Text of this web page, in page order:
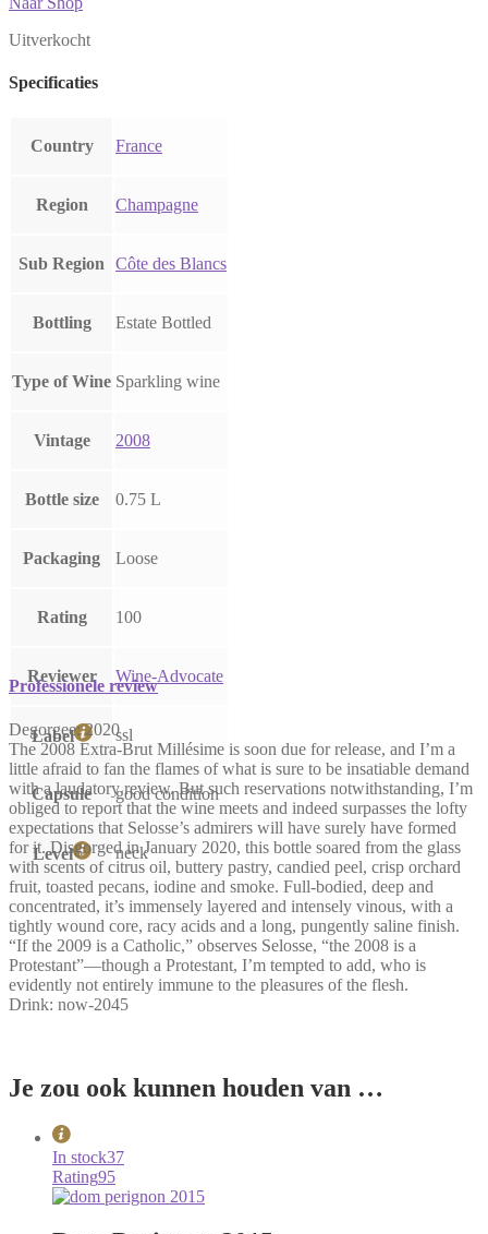
Uitverkocht
Specificaties
Country France
Region Champagne
Sub Region Côte des Blancs
Bottling Estate Bottled
Type of Wine Sparkling wine
Vintage 2008
Bottle size 0.75 L
Packaging Loose
Rating 100
Reviewer Wine-Advocate
Label ssl
Capsule good condition
Level neck
Professionele review
Degorgee: 2020
The 2008 Extra-Brut Millésime is soon due for release, and I’m a
little afraid to fan the flames of what is sure to be insatiable demand
with a laudatory review. But such reservations notwithstanding, I’m
obliged to report that the wine meets and indeed surpasses the lofty
expectations that Selosse’s admirers will have surely have formed
for it. Disgorged in January 2020, this bottle soared from the glass
with scents of citrus oil, buttery pastry, candied peel, crisp orchard
fruit, toasted pecans, iodine and smoke. Full-bodied, deep and
concentrated, it’s immensely layered and intensely vinous, with a
tightly wound core, racy acids and a long, pungently saline finish.
“If the 2009 is a Catholic,” observes Selosse, “the 2008 is a
Protestant”—though a Protestant, I’m tempted to add, who is
evidently not entirely immune to the pleasures of the flesh.
Drink: now-2045
Je zou ook kunnen houden van …
In stock37
Rating95